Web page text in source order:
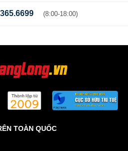
(8:00-18:00)
TOÀN QUỐC